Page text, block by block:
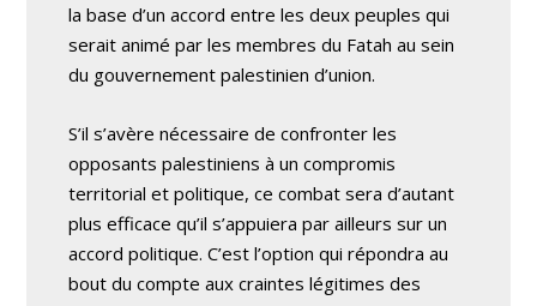
la base d’un accord entre les deux peuples qui
serait animé par les membres du Fatah au sein
du gouvernement palestinien d’union.
S’il s’avère nécessaire de confronter les
opposants palestiniens à un compromis
territorial et politique, ce combat sera d’autant
plus efficace qu’il s’appuiera par ailleurs sur un
accord politique. C’est l’option qui répondra au
bout du compte aux craintes légitimes des